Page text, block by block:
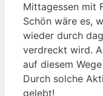
Mittagessen mit
Schön wäre es,
wieder durch
verdreckt wird.
auf diesem
Durch solche
gelebt!